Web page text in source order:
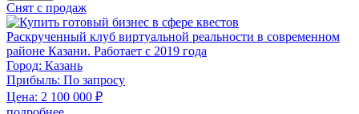
Снят с продаж
Раскрученный клуб виртуальной реальности в современном
районе Казани. Работает с 2019 года
Город: Казань
Прибыль: По запросу
Цена: 2 100 000 ₽